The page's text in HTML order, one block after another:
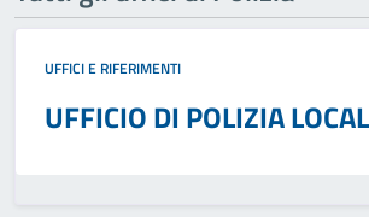
UFFICI E RIFERIMENTI
UFFICIO DI POLIZIA